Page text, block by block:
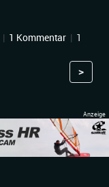
| 1 Kommentar | 1
>